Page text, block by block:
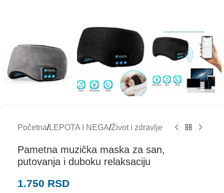
Početna/LEPOTA I NEGA/Život i zdravlje
Pametna muzička maska za san,
putovanja i duboku relaksaciju
1.750 RSD